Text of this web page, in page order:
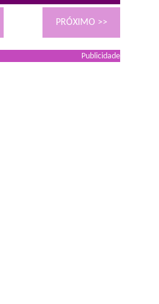
PRÓXIMO >>
Publicidade